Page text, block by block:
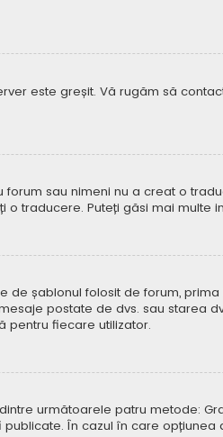
este greșit. Vă rugăm să
sau nimeni nu a creat o
o traducere. Puteți găsi mai multe
de șablonul folosit de forum,
postate de dvs. sau starea
pentru fiecare utilizator.
următoarele patru metode:
În cazul în care opțiunea